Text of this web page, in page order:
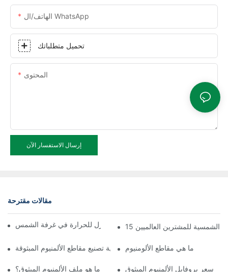
الهاتف/ال WhatsApp
تحميل متطلباتك
المحتوى
إرسال الاستفسار الآن
مقالات مقترحة
تجميع سريع لملف الألمنيوم العازل للحرارة في غرفة الشمس
الشمسية للمشترين العالميين
عملية تصنيع مقاطع الألمنيوم المبثوقة ما هي مقاطع الألومنيوم
ما هو ملف الألمنيوم المبثوق؟ سعر بروفايل الألمنيوم المبثوق